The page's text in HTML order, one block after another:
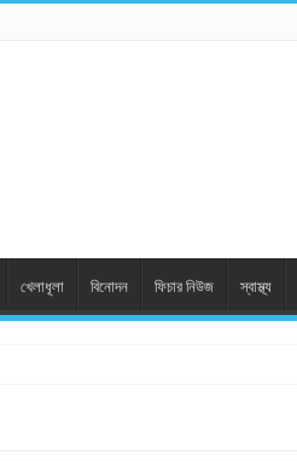
খেলাধূলা বিনোদন ফিচার নিউজ স্বাস্থ্য